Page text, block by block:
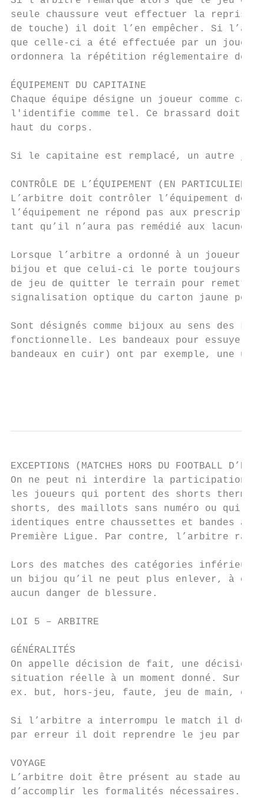
seule chaussure veut effectuer la reprise
de touche) il doit l’en empêcher. Si
que celle-ci a été effectuée par un joueur
ordonnera la répétition réglementaire de
ÉQUIPEMENT DU CAPITAINE
Chaque équipe désigne un joueur comme
l'identifie comme tel. Ce brassard doit
haut du corps.
Si le capitaine est remplacé, un autre
CONTRÔLE DE L’ÉQUIPEMENT (EN PARTICULIER
L’arbitre doit contrôler l’équipement de
l’équipement ne répond pas aux
tant qu’il n’aura pas remédié aux lacunes.
Lorsque l’arbitre a ordonné à un joueur
bijou et que celui-ci le porte toujours
de jeu de quitter le terrain pour remettre
signalisation optique du carton jaune pour
Sont désignés comme bijoux au sens des
fonctionnelle. Les bandeaux pour
bandeaux en cuir) ont par exemple, une
EXCEPTIONS (MATCHES HORS DU FOOTBALL
On ne peut ni interdire la participation
les joueurs qui portent des shorts thermo-
shorts, des maillots sans numéro ou qui
identiques entre chaussettes et bandes
Première Ligue. Par contre, l’arbitre
Lors des matches des catégories
un bijou qu’il ne peut plus enlever, à
aucun danger de blessure.
LOI 5 – ARBITRE
GÉNÉRALITÉS
On appelle décision de fait, une décision
situation réelle à un moment donné. Sur
ex. but, hors-jeu, faute, jeu de main,
Si l’arbitre a interrompu le match il doit
par erreur il doit reprendre le jeu par
VOYAGE
L’arbitre doit être présent au stade au
d’accomplir les formalités nécessaires.